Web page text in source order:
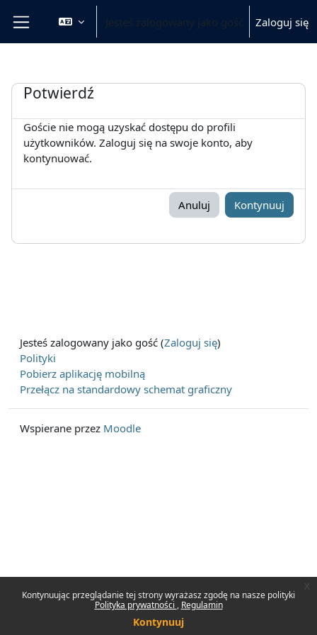
Przejdź do głównej zawartości
Kontynuując przeglądanie tej strony wyrażasz zgodę na nasze polityki
Polityka prywatności
Regulamin
Kontynuuj
Panel boczny
Jesteś zalogowany jako gość Zaloguj się
Potwierdź
Goście nie mogą uzyskać dostępu do profili
użytkowników. Zaloguj się na swoje konto, aby
kontynuować.
Anuluj Kontynuuj
Jesteś zalogowany jako gość (Zaloguj się)
Polityki
Pobierz aplikację mobilną
Przełącz na standardowy schemat graficzny
Wspierane przez Moodle